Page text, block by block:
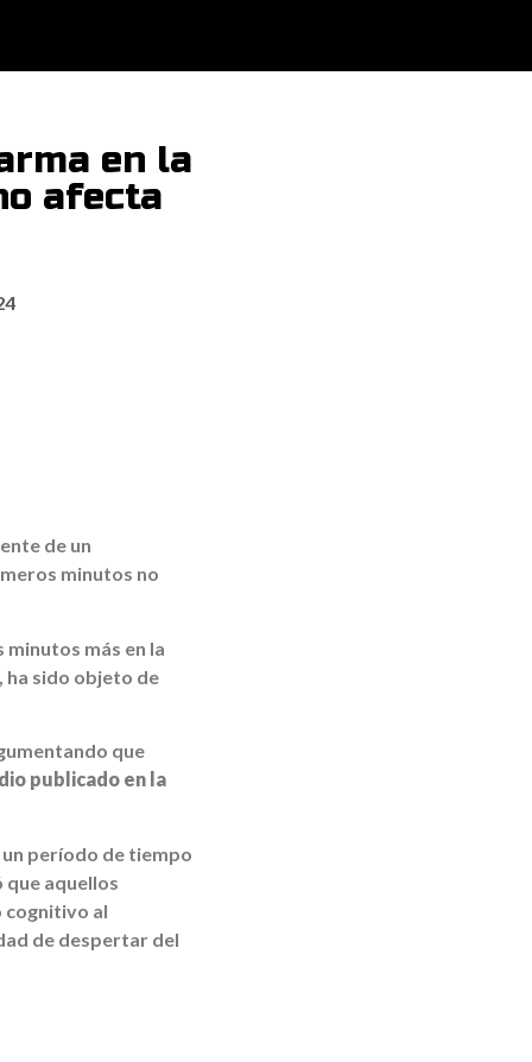
en la
afecta
de un
minutos no
más en la
ha sido objeto de
que
publicado en la
período de tiempo
aquellos
cognitivo al
de despertar del